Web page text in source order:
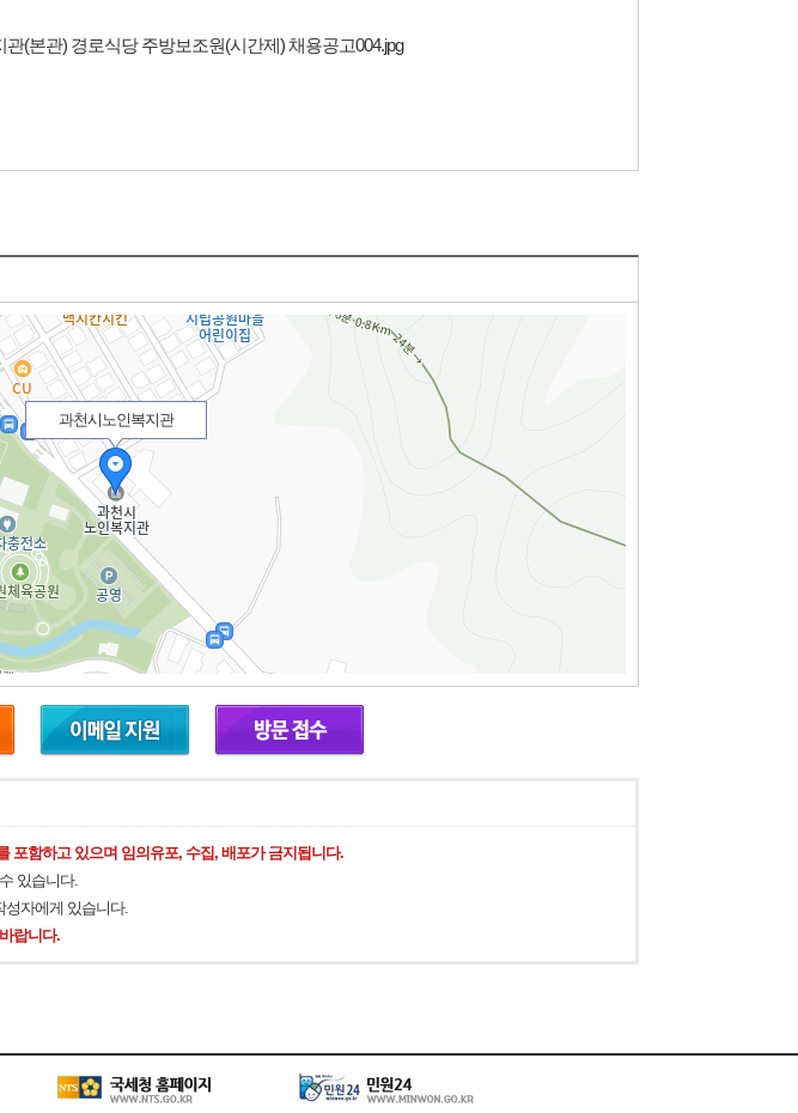
과천시노인복지관
포함하고 있으며 임의유포, 수집, 배포가 금지됩니다.
있습니다.
성자에게 있습니다.
랍니다.